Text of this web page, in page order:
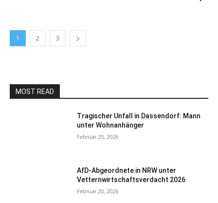
1 2 3
MOST READ
Tragischer Unfall in Dassendorf: Mann
unter Wohnanhänger
Februar 20, 2026
AfD-Abgeordnete in NRW unter
Vetternwirtschaftsverdacht 2026
Februar 20, 2026